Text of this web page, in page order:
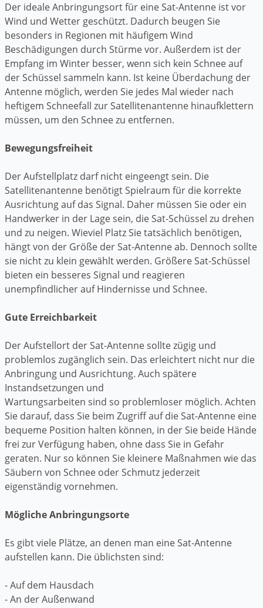
Der ideale Anbringungsort für eine Sat-Antenne ist vor
Wind und Wetter geschützt. Dadurch beugen Sie
besonders in Regionen mit häufigem Wind
Beschädigungen durch Stürme vor. Außerdem ist der
Empfang im Winter besser, wenn sich kein Schnee auf
der Schüssel sammeln kann. Ist keine Überdachung der
Antenne möglich, werden Sie jedes Mal wieder nach
heftigem Schneefall zur Satellitenantenne hinaufklettern
müssen, um den Schnee zu entfernen.
Bewegungsfreiheit
Der Aufstellplatz darf nicht eingeengt sein. Die
Satellitenantenne benötigt Spielraum für die korrekte
Ausrichtung auf das Signal. Daher müssen Sie oder ein
Handwerker in der Lage sein, die Sat-Schüssel zu drehen
und zu neigen. Wieviel Platz Sie tatsächlich benötigen,
hängt von der Größe der Sat-Antenne ab. Dennoch sollte
sie nicht zu klein gewählt werden. Größere Sat-Schüssel
bieten ein besseres Signal und reagieren
unempfindlicher auf Hindernisse und Schnee.
Gute Erreichbarkeit
Der Aufstellort der Sat-Antenne sollte zügig und
problemlos zugänglich sein. Das erleichtert nicht nur die
Anbringung und Ausrichtung. Auch spätere
Instandsetzungen und
Wartungsarbeiten sind so problemloser möglich. Achten
Sie darauf, dass Sie beim Zugriff auf die Sat-Antenne eine
bequeme Position halten können, in der Sie beide Hände
frei zur Verfügung haben, ohne dass Sie in Gefahr
geraten. Nur so können Sie kleinere Maßnahmen wie das
Säubern von Schnee oder Schmutz jederzeit
eigenständig vornehmen.
Mögliche Anbringungsorte
Es gibt viele Plätze, an denen man eine Sat-Antenne
aufstellen kann. Die üblichsten sind:
- Auf dem Hausdach
- An der Außenwand